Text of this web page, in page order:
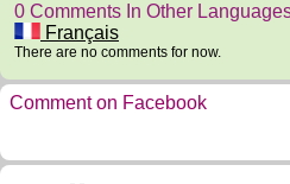
0 Comments In Other
Français
There are no comments for now.
Comment on Facebook